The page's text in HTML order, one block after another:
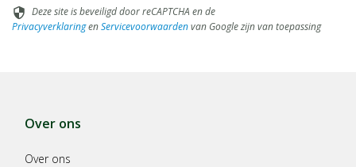
security Deze site is beveiligd door reCAPTCHA en de
PrivacyverklaringenServicevoorwaardenvan Google zijn van toepassing
Over ons
Over ons